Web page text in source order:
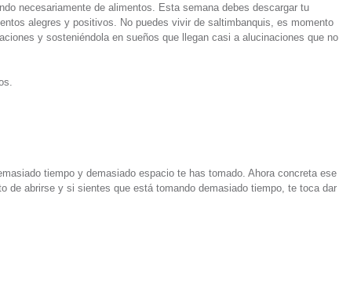
necesariamente de alimentos. Esta semana debes descargar tu
alegres y positivos. No puedes vivir de saltimbanquis, es momento
y sosteniéndola en sueños que llegan casi a alucinaciones que no
tiempo y demasiado espacio te has tomado. Ahora concreta ese
de abrirse y si sientes que está tomando demasiado tiempo, te toca dar